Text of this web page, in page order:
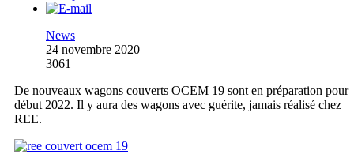
News
24 novembre 2020
3061
De nouveaux wagons couverts OCEM 19 sont en préparation pour
début 2022. Il y aura des wagons avec guérite, jamais réalisé chez
REE.